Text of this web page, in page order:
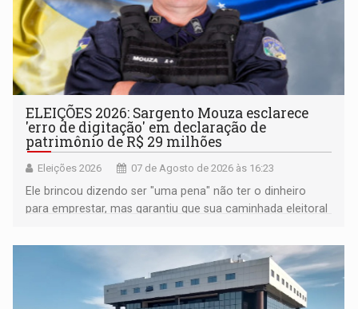
ELEIÇÕES 2026: Sargento Mouza esclarece
'erro de digitação' em declaração de
patrimônio de R$ 29 milhões
Eleições 2026 07 de Agosto de 2026 às 16:23
Ele brincou dizendo ser "uma pena" não ter o dinheiro
para emprestar, mas garantiu que sua caminhada eleitoral